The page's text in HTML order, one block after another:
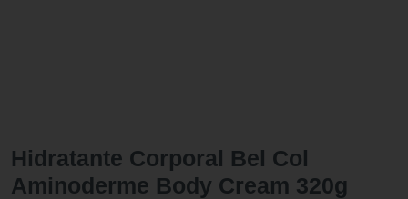
Hidratante Corporal Bel Col
Aminoderme Body Cream 320g